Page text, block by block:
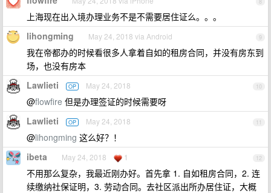
上海现在出入境办理业务不是不需要居住证么。。。
9
lihongming May 24, 2018 via Android
我在帝都办的时候看很多人拿着自如的租房合同，并没有房东到
场，也没有房本
10
Lawlieti OP May 24, 2018
@flowfire 但是办理签证的时候需要呀
11
Lawlieti OP May 24, 2018
@lihongming 这么好？！
12
ibeta May 24, 2018 1
不用那么复杂，我最近刚办好。首先拿 1. 自如租房合同，2. 连
续缴纳社保证明，3. 劳动合同。去社区派出所办居住证，大概